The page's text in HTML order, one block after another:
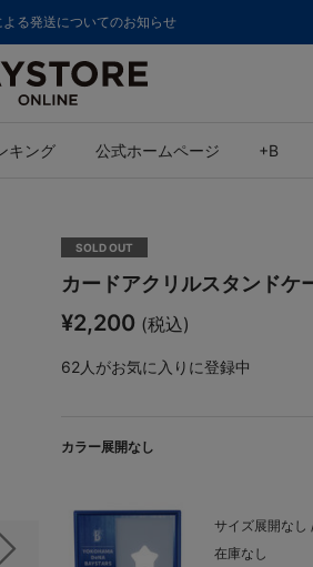
る発送についてのお知らせ
キング 公式ホームページ +B
次の画像
SOLD OUT
カードアクリルスタンドケ
¥2,200 (税込)
62人がお気に入りに登録中
カラー展開なし
サイズ展開なし
在庫なし